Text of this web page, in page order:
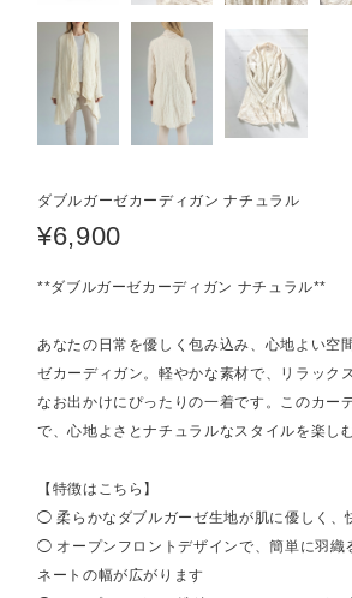
ダブルガーゼカーディガン ナチュラル
¥6,900
**ダブルガーゼカーディガン ナチュラル**
あなたの日常を優しく包み込み、心地よい空
ゼカーディガン。軽やかな素材で、リラック
なお出かけにぴったりの一着です。このカー
で、心地よさとナチュラルなスタイルを楽し
【特徴はこちら】
◯ 柔らかなダブルガーゼ生地が肌に優しく、
◯ オープンフロントデザインで、簡単に羽織
ネートの幅が広がります